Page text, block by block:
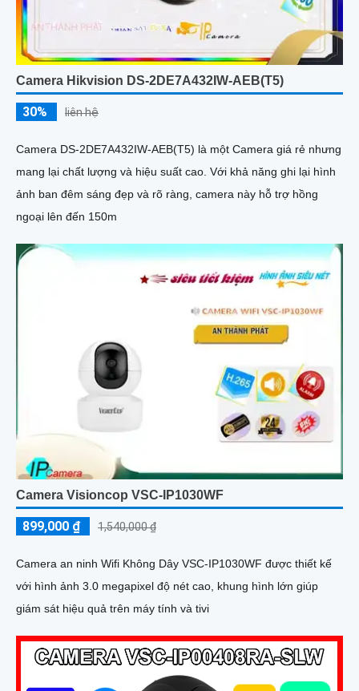
Camera Hikvision DS-2DE7A432IW-AEB(T5)
30% liên hệ
Camera DS-2DE7A432IW-AEB(T5) là một Camera giá rẻ nhưng
mang lại chất lượng và hiệu suất cao. Với khả năng ghi lại hình
ảnh ban đêm sáng đẹp và rõ ràng, camera này hỗ trợ hồng
ngoại lên đến 150m
Camera Visioncop VSC-IP1030WF
899,000 ₫ 1,540,000 ₫
Camera an ninh Wifi Không Dây VSC-IP1030WF được thiết kế
với hình ảnh 3.0 megapixel độ nét cao, khung hình lớn giúp
giám sát hiệu quả trên máy tính và tivi